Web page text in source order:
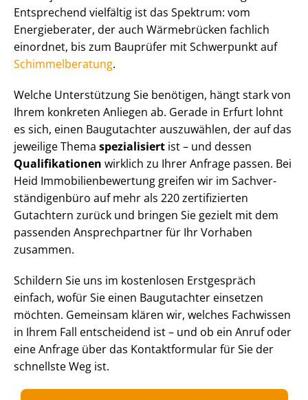
Entsprechend vielfältig ist das Spektrum: vom
Energieberater, der auch Wärmebrücken fachlich
einordnet, bis zum Bauprüfer mit Schwerpunkt auf
Schim­mel­be­ra­tung.
Welche Unterstützung Sie benötigen, hängt stark von
Ihrem konkreten Anliegen ab. Gerade in Erfurt lohnt
es sich, einen Baugutachter auszuwählen, der auf das
jeweilige Thema spezialisiert ist – und dessen
Qualifikationen wirklich zu Ihrer Anfrage passen. Bei
Heid Im­mo­bi­li­en­be­wer­tung greifen wir im Sach­ver­
stän­di­gen­bü­ro auf mehr als 220 zertifizierten
Gutachtern zurück und bringen Sie gezielt mit dem
passenden Ansprechpartner für Ihr Vorhaben
zusammen.
Schildern Sie uns im kostenlosen Erstgespräch
einfach, wofür Sie einen Baugutachter einsetzen
möchten. Gemeinsam klären wir, welches Fachwissen
in Ihrem Fall entscheidend ist – und ob ein Anruf oder
eine Anfrage über das Kontaktformular für Sie der
schnellste Weg ist.